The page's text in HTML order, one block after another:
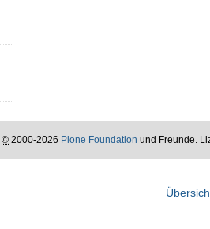
© 2000-2026 Plone Foundation und Freunde.